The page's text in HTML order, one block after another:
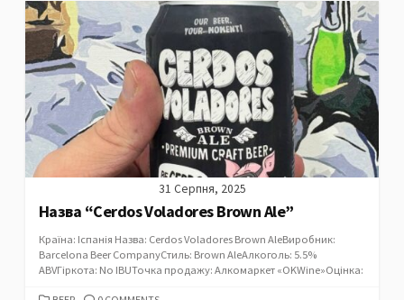
31 Серпня, 2025
Назва “Cerdos Voladores Brown Ale”
Країна: Іспанія Назва: Cerdos Voladores Brown AleВиробник:
Barcelona Beer CompanyСтиль: Brown AleАлкоголь: 5.5%
ABVГіркота: No IBUТочка продажу: Алкомаркет «OKWine»Оцінка: